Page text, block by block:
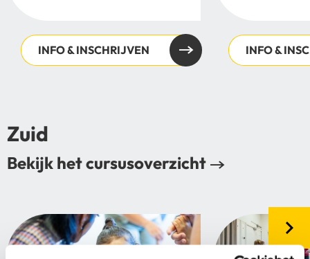
INFO & INSCHRIJVEN INFO &
Zuid
Bekijk het cursusoverzicht